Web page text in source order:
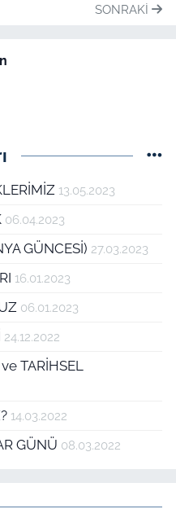
SONRAKI
13.05.2023
06.04.2023
GÜNCESİ) 27.03.2023
16.01.2023
06.01.2023
24.12.2022
TARİHSEL
14.03.2022
GÜNÜ 08.03.2022